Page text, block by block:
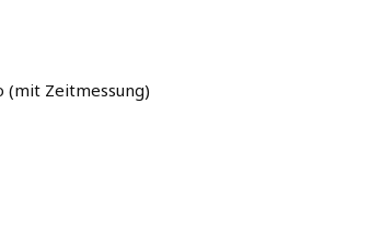
(mit Zeitmessung)